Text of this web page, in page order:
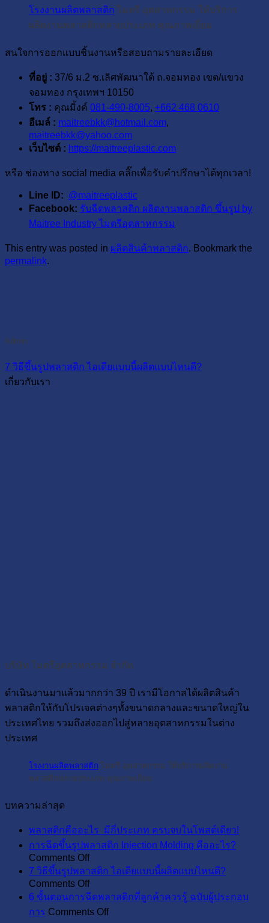
โรงงานผลิตพลาสติก ไมตรี อุตสาหกรรม ให้บริการ
ผลิตงานพลาสติกหลายประเภท คุณภาพเยี่ยม
สนใจการออกแบบชิ้นงานหรือสอบถามรายละเอียด
ที่อยู่ : 37/6 ม.2 ซ.เลิศพัฒนาใต้ ถ.จอมทอง เขต/แขวง
จอมทอง กรุงเทพฯ 10150
โทร : คุณมิ้งค์ 081-490-8005, +662 468 0610
อีเมล์ : maitreebkk@hotmail.com,
maitreebkk@yahoo.com
เว็บไซต์ : https://maitreeplastic.com
หรือ ช่องทาง social media คลิ๊กเพื่อรับคำปรึกษาได้ทุกเวลา!
Line ID: @maitreeplastic
Facebook: รับฉีดพลาสติก ผลิตงานพลาสติก ขึ้นรูป by
Maitree Industry ไมตรีอุตสาหกรรม
This entry was posted in ผลิตสินค้าพลาสติก. Bookmark the
permalink.
Admin
7 วิธีขึ้นรูปพลาสติก ไอเดียแบบนี้ผลิตแบบไหนดี?
เกี่ยวกับเรา
บริษัท ไมตรีอุตสาหกรรม จำกัด
ดำเนินงานมาแล้วมากกว่า 39 ปี เรามีโอกาสได้ผลิตสินค้า
พลาสติกให้กับโปรเจคต่างๆทั้งขนาดกลางและขนาดใหญ่ใน
ประเทศไทย รวมถึงส่งออกไปสู่หลายอุตสาหกรรมในต่าง
ประเทศ
โรงงานผลิตพลาสติก ไมตรี อุตสาหกรรม ให้บริการผลิตงาน
พลาสติกหลายประเภท คุณภาพเยี่ยม
บทความล่าสุด
พลาสติกคืออะไร มีกี่ประเภท ครบจบในโพสต์เดียว!
การฉีดขึ้นรูปพลาสติก Injection Molding คืออะไร?
Comments Offon
การ
ฉีด
ขึ้น
รูป
7 วิธีขึ้นรูปพลาสติก ไอเดียแบบนี้ผลิตแบบไหนดี?
Comments Offon
7
วิธี
6 ขั้นตอนการฉีดพลาสติกที่ลูกค้าควรรู้ ฉบับผู้ประกอบ
การ Comments Offon